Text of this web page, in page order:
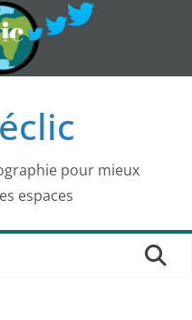
pour mieux
espaces